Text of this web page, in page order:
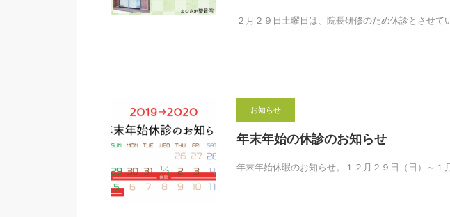
２月２９日土曜日は、院長研修のため休診とさせ
お知らせ
年末年始の休診のお知らせ
年末年始休暇のお知らせ。１２月２９日（日）～